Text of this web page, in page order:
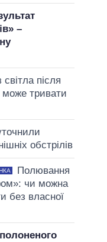
–
після
може тривати
обстрілів
Полювання
чи можна
без власної